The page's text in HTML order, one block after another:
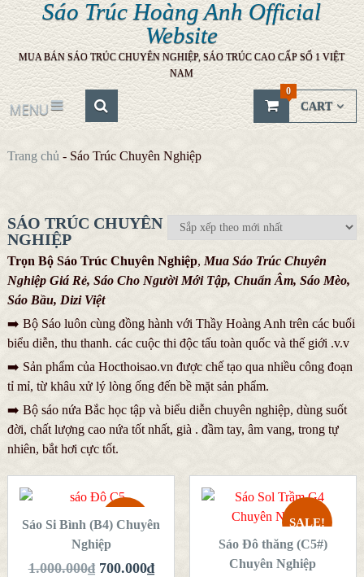
Sáo Trúc Hoàng Anh Official
Website
MUA BÁN SÁO TRÚC CHUYÊN NGHIỆP, SÁO TRÚC CAO CẤP SỐ 1 VIỆT
NAM
MENU CART
0
Trang chủ - Sáo Trúc Chuyên Nghiệp
SÁO TRÚC CHUYÊN
NGHIỆP
Trọn Bộ Sáo Trúc Chuyên Nghiệp, Mua Sáo Trúc Chuyên
Nghiệp Giá Rẻ, Sáo Cho Người Mới Tập, Chuẩn Âm, Sáo Mèo,
Sáo Bầu, Dizi Việt
➡️ Bộ Sáo luôn cùng đồng hành với Thầy Hoàng Anh trên các buổi
biểu diễn, thu thanh. các cuộc thi độc tấu toàn quốc và thế giới .v.v
➡️ Sản phẩm của Hocthoisao.vn được chế tạo qua nhiều công đoạn
tỉ mỉ, từ khâu xử lý lòng ống đến bề mặt sản phẩm.
➡️ Bộ sáo nứa Bắc học tập và biểu diễn chuyên nghiệp, dùng suốt
đời, chất lượng cao nứa tốt nhất, già . đầm tay, âm vang, trong tự
nhiên, bắt hơi cực tốt.
SALE!
QUICK LOOK
THÊM VÀO
GIỎ HÀNG
Sáo Si Bình (B4) Chuyên
Nghiệp
1.000.000₫ 700.000₫
SALE!
QUICK LOOK
THÊM VÀO
GIỎ HÀNG
Sáo Đô thăng (C5#)
Chuyên Nghiệp